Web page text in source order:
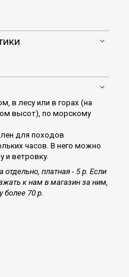
в лесу или в горах (на
высот), по морскому
для походов
часов. В него можно
и ветровку.
отдельно, платная - 5 р. Если
к нам в магазин за ним,
более 70 р.